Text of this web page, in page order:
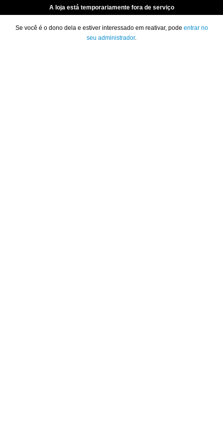
A loja está temporariamente fora de serviço
Se você é o dono dela e estiver interessado em reativar, pode entrar no
seu administrador.